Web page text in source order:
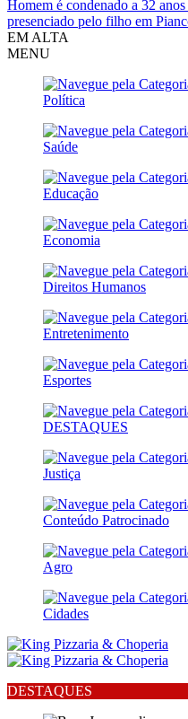
Homem é condenado a 32
presenciado pelo filho em
EM ALTA
MENU
Política
Saúde
Educação
Economia
Direitos Humanos
Entretenimento
Esportes
DESTAQUES
Justiça
Conteúdo Patrocinado
Agro
Cidades
DESTAQUES